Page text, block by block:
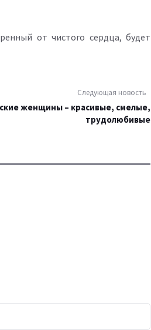
от чистого сердца, будет
Следующая новость
женщины – красивые, смелые,
трудолюбивые